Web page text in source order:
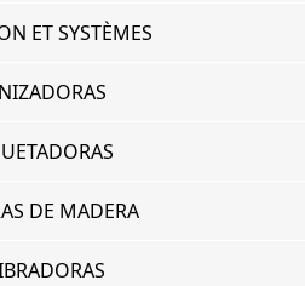
ET SYSTÈMES
DE MADERA